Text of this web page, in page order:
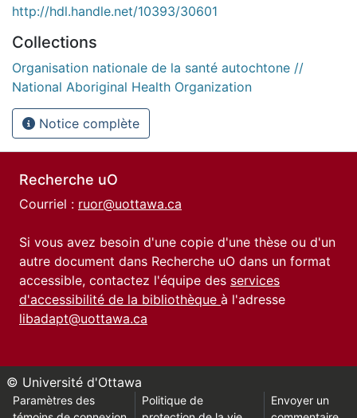
http://hdl.handle.net/10393/30601
Collections
Organisation nationale de la santé autochtone //
National Aboriginal Health Organization
Notice complète
Recherche uO
Courriel : ruor@uottawa.ca
Si vous avez besoin d'une copie d'une thèse ou d'un
autre document dans Recherche uO dans un format
accessible, contactez l'équipe des services
d'accessibilité de la bibliothèque à l'adresse
libadapt@uottawa.ca
© Université d'Ottawa
Paramètres des
Politique de
Envoyer un